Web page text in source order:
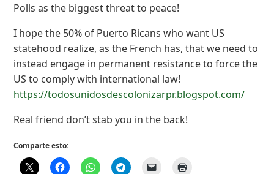
Polls as the biggest threat to peace!
I hope the 50% of Puerto Ricans who want US
statehood realize, as the French has, that we need to
instead engage in permanent resistance to force the
US to comply with international law!
https://todosunidosdescolonizarpr.blogspot.com/
Real friend don’t stab you in the back!
Comparte esto: